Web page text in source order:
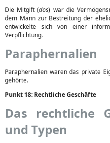
Die Mitgift (dos) war die
dem Mann zur Bestreitung der
entwickelte sich von einer
Verpflichtung.
Paraphernalien
Paraphernalien waren das private
gehörte.
Punkt 18: Rechtliche Geschäfte
Das rechtliche
und Typen